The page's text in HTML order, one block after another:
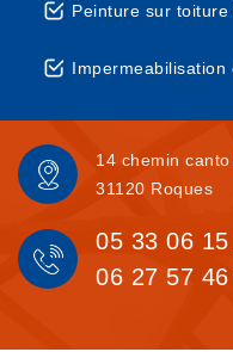
Peinture sur
Impermeabilisation
14 chemin
31120 Roques
05 33 06
06 27 57